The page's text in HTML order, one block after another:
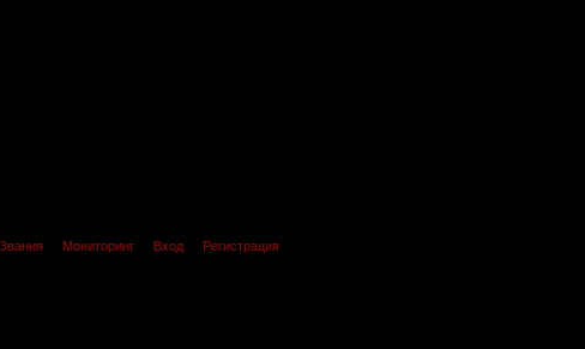
Звания Мониторинг Вход Регистрация